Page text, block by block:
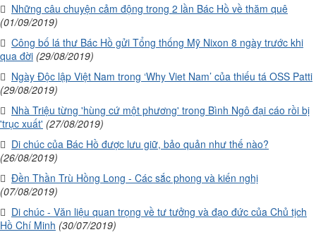
Những câu chuyện cảm động trong 2 lần Bác Hồ về thăm quê
(01/09/2019)
Công bố lá thư Bác Hồ gửi Tổng thống Mỹ Nixon 8 ngày trước khi
qua đời (29/08/2019)
Ngày Độc lập Việt Nam trong ‘Why Viet Nam’ của thiếu tá OSS Patti
(29/08/2019)
Nhà Triệu từng 'hùng cứ một phương' trong Bình Ngô đại cáo rồi bị
'trục xuất' (27/08/2019)
Di chúc của Bác Hồ được lưu giữ, bảo quản như thế nào?
(26/08/2019)
Đền Thần Trù Hồng Long - Các sắc phong và kiến nghị
(07/08/2019)
Di chúc - Văn liệu quan trọng về tư tưởng và đạo đức của Chủ tịch
Hồ Chí Minh (30/07/2019)